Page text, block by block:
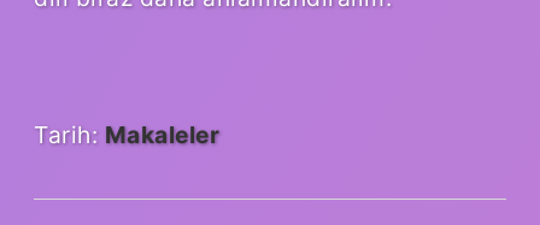
Tarih: Makaleler